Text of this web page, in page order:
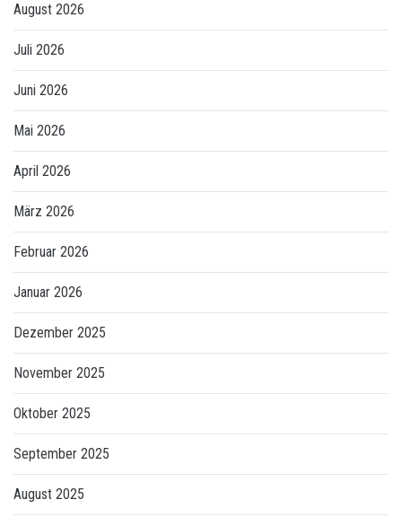
August 2026
Juli 2026
Juni 2026
Mai 2026
April 2026
März 2026
Februar 2026
Januar 2026
Dezember 2025
November 2025
Oktober 2025
September 2025
August 2025